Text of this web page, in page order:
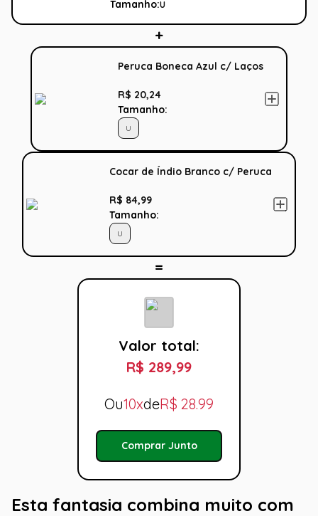
Tamanho:U
Peruca Boneca Azul c/ Laços
R$ 20,24
Tamanho:
U
Cocar de Índio Branco c/ Peruca
R$ 84,99
Tamanho:
U
Valor total:
R$ 289,99
Ou10xdeR$ 28.99
Comprar Junto
Esta fantasia combina muito com